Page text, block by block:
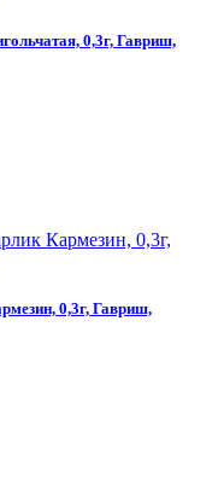
0,3г, Гавриш,
0,3г, Гавриш,